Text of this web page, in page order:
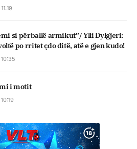
si përballë armikut”/ Ylli Dylgjeri:
po rritet çdo ditë, atë e gjen kudo!
i motit